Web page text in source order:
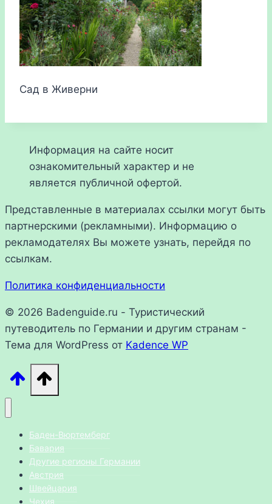
Сад в Живерни
Информация на сайте носит
ознакомительный характер и не
является публичной офертой.
Представленные в материалах ссылки могут быть
партнерскими (рекламными). Информацию о
рекламодателях Вы можете узнать, перейдя по
ссылкам.
Политика конфиденциальности
© 2026 Badenguide.ru - Туристический
путеводитель по Германии и другим странам -
Тема для WordPress от Kadence WP
Баден-Вюртемберг
Бавария
Другие регионы Германии
Австрия
Швейцария
Чехия